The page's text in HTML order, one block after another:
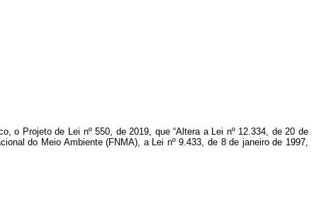
o Projeto de Lei nº 550, de 2019, que “Altera a Lei nº 12.334, de 20 de
do Meio Ambiente (FNMA), a Lei nº 9.433, de 8 de janeiro de 1997,